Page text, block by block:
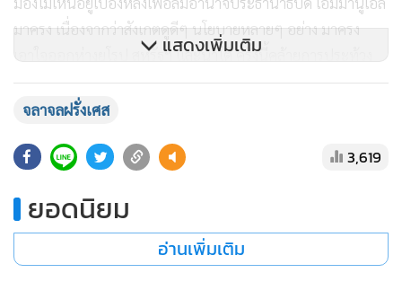
มาครง เนื่องจากว่าสังเกตดูดีๆ นโยบายหลายๆ อย่าง มาครง
เอาใจออกห่างยุโรป สหรัฐฯ และนาโต้ ครั้งนี้คล้ายการประท้วง
เมื่อปี 1968 เพื่อขับไล่ชาร์ล เดอ โกล รัฐบุรุษของฝรั่งเศส ให้ออก
จากตำแหน่ง มีมือที่สามในการทำให้จลาจลรุนแรงทั่วฝรั่งเศส
ถึงเกณฑ์ขับรถได้ และพยายามหลบหนีเจ้าหน้าที่ ซึ่งกฎหมาย
สามารถให้ยิงได้ แต่จู่ๆ ก็มีคลิปตัวหนึ่งนำออกมาเผยแพร่โดย
Rokhaya Diallo นักข่าวผิวดำชาวฝรั่งเศสที่ได้รับการฝึกอบรม
แสดงเพิ่มเติม
จลาจลฝรั่งเศส
3,619
ยอดนิยม
อ่านเพิ่มเติม